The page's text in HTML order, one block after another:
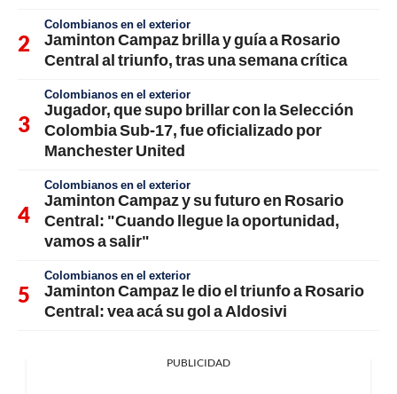
Colombianos en el exterior
Jaminton Campaz brilla y guía a Rosario
Central al triunfo, tras una semana crítica
Colombianos en el exterior
Jugador, que supo brillar con la Selección
Colombia Sub-17, fue oficializado por
Manchester United
Colombianos en el exterior
Jaminton Campaz y su futuro en Rosario
Central: "Cuando llegue la oportunidad,
vamos a salir"
Colombianos en el exterior
Jaminton Campaz le dio el triunfo a Rosario
Central: vea acá su gol a Aldosivi
PUBLICIDAD